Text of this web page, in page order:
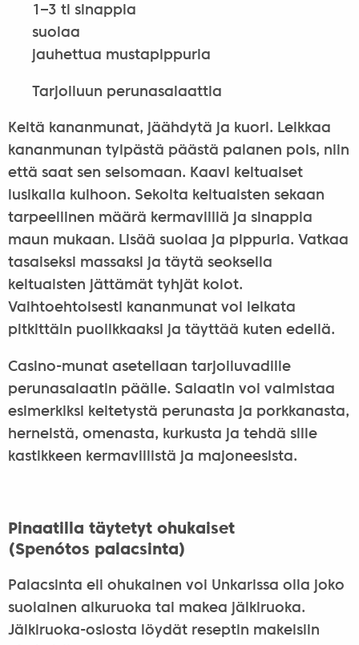
1–3 tl sinappia
suolaa
jauhettua mustapippuria
Tarjoiluun perunasalaattia
Keitä kananmunat, jäähdytä ja kuori. Leikkaa
kananmunan tylpästä päästä palanen pois, niin
että saat sen seisomaan. Kaavi keltuaiset
lusikalla kulhoon. Sekoita keltuaisten sekaan
tarpeellinen määrä kermaviiliä ja sinappia
maun mukaan. Lisää suolaa ja pippuria. Vatkaa
tasaiseksi massaksi ja täytä seoksella
keltuaisten jättämät tyhjät kolot.
Vaihtoehtoisesti kananmunat voi leikata
pitkittäin puolikkaaksi ja täyttää kuten edellä.
Casino-munat asetellaan tarjoiluvadille
perunasalaatin päälle. Salaatin voi valmistaa
esimerkiksi keitetystä perunasta ja porkkanasta,
herneistä, omenasta, kurkusta ja tehdä sille
kastikkeen kermaviilistä ja majoneesista.
Pinaatilla täytetyt ohukaiset
(Spenótos palacsinta)
Palacsinta eli ohukainen voi Unkarissa olla joko
suolainen alkuruoka tai makea jälkiruoka.
Jälkiruoka-osiosta löydät reseptin makeisiin